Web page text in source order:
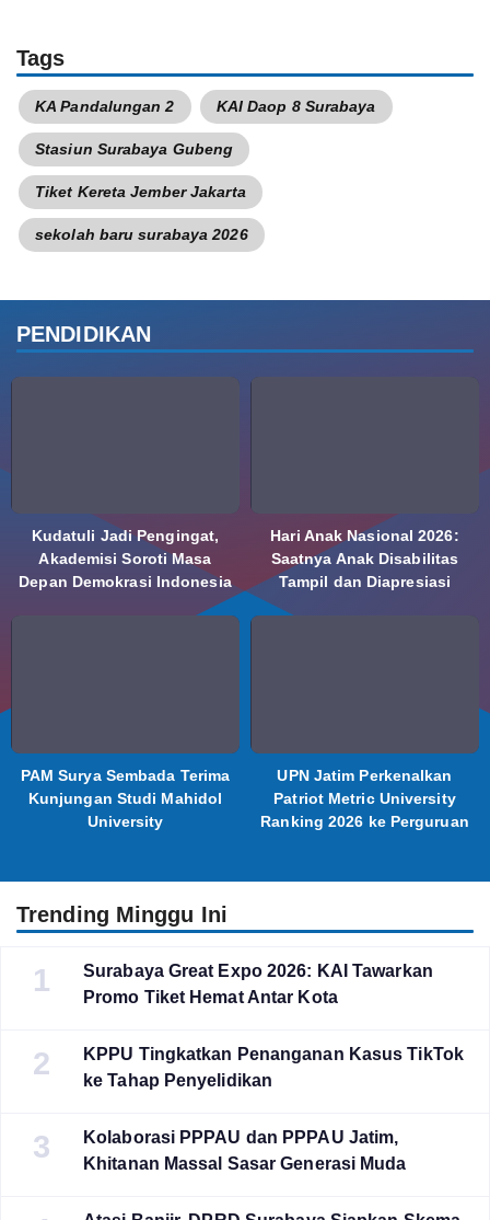
Tags
KA Pandalungan 2 KAI Daop 8 Surabaya
Stasiun Surabaya Gubeng
Tiket Kereta Jember Jakarta
sekolah baru surabaya 2026
PENDIDIKAN
Kudatuli Jadi Pengingat,
Akademisi Soroti Masa
Depan Demokrasi Indonesia
Hari Anak Nasional 2026:
Saatnya Anak Disabilitas
Tampil dan Diapresiasi
PAM Surya Sembada Terima
Kunjungan Studi Mahidol
University
UPN Jatim Perkenalkan
Patriot Metric University
Ranking 2026 ke Perguruan
Trending Minggu Ini
1
Surabaya Great Expo 2026: KAI Tawarkan
Promo Tiket Hemat Antar Kota
2
KPPU Tingkatkan Penanganan Kasus TikTok
ke Tahap Penyelidikan
3
Kolaborasi PPPAU dan PPPAU Jatim,
Khitanan Massal Sasar Generasi Muda